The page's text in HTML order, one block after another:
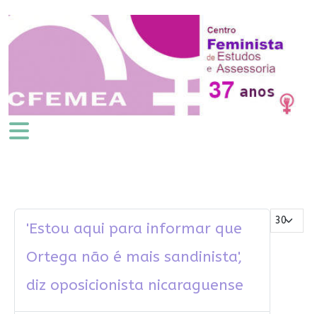
Mostrar #
'Estou aqui para informar que
Ortega não é mais sandinista',
diz oposicionista nicaraguense